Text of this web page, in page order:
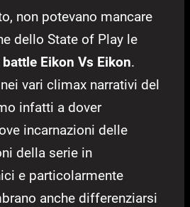
non potevano mancare
dello State of Play le
Eikon Vs Eikon.
vari climax narrativi del
infatti a dover
incarnazioni delle
della serie in
e particolarmente
anche differenziarsi